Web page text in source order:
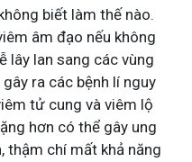
biết làm thế nào.
âm đạo nếu không
lây lan sang các vùng
ra các bệnh lí nguy
tử cung và viêm lộ
hơn có thể gây ung
thậm chí mất khả năng